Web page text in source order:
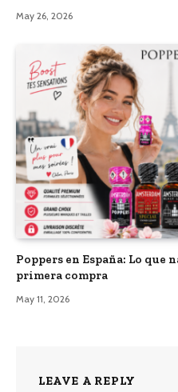
May 26, 2026
Poppers en España: Lo que
primera compra
May 11, 2026
LEAVE A REPLY